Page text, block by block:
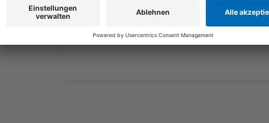
Akzeptieren
powered byUsercentrics
Platform
Alvaro Soler feat. Cali Y El Dandee - Manana
Anzeige